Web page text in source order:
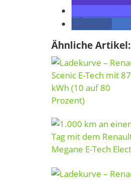
Ähnliche Artikel: